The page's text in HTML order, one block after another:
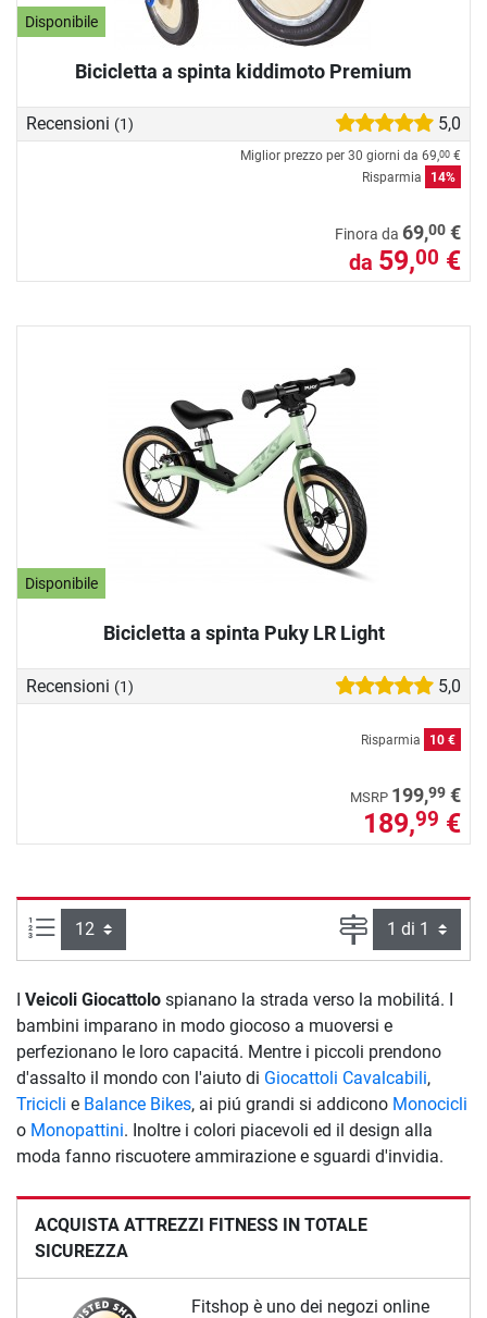
Disponibile
Bicicletta a spinta kiddimoto Premium
Recensioni (1) 5,0
Miglior prezzo per 30 giorni da 69,00 €
Risparmia
14%
Finora da 69,00 €
da 59,00 €
Disponibile
Bicicletta a spinta Puky LR Light
Recensioni (1) 5,0
Risparmia 10 €
MSRP 199,99 €
189,99 €
Articoli per pagina: Pagina
ACQUISTA ATTREZZI FITNESS IN TOTALE
SICUREZZA
Fitshop è uno dei negozi online
Veicoli Giocattolo spianano la strada verso la mobilitá. I
bambini imparano in modo giocoso a muoversi e
perfezionano le loro capacitá. Mentre i piccoli prendono
d'assalto il mondo con l'aiuto di Giocattoli Cavalcabili,
Tricicli e Balance Bikes, ai piú grandi si addicono Monocicli
o Monopattini. Inoltre i colori piacevoli ed il design alla
moda fanno riscuotere ammirazione e sguardi d'invidia.